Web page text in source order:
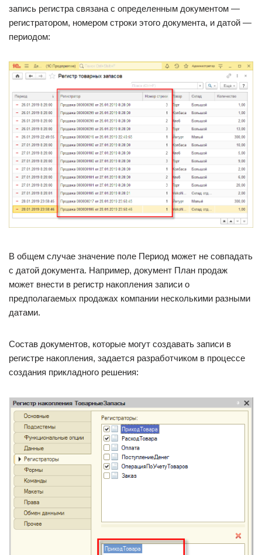
запись регистра связана с определенным документом —
регистратором, номером строки этого документа, и датой —
периодом:
В общем случае значение поле Период может не совпадать
с датой документа. Например, документ План продаж
может внести в регистр накопления записи о
предполагаемых продажах компании несколькими разными
датами.
Состав документов, которые могут создавать записи в
регистре накопления, задается разработчиком в процессе
создания прикладного решения: